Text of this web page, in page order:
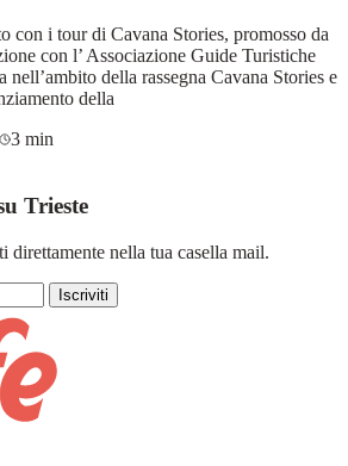
con i tour di Cavana Stories, promosso da
con l’ Associazione Guide Turistiche
della rassegna Cavana Stories e
della
3 min
Trieste
nella tua casella mail.
Iscriviti